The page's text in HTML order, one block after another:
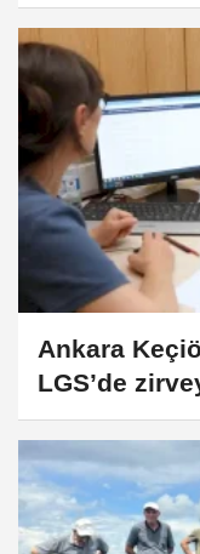
Ankara
LGS’de